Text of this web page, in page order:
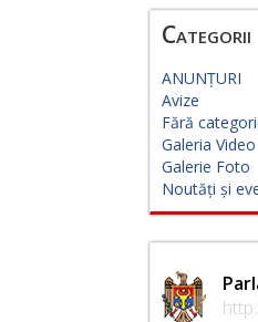
Categorii
ANUNȚURI
Avize
Fără
Galeria Video
Galerie Foto
Noutăți și